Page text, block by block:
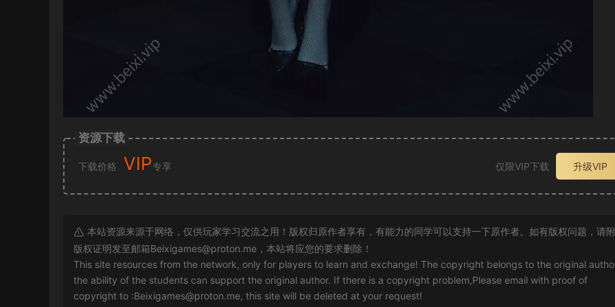
资源下载
下载价格 VIP专享 仅限VIP下载 升级VIP
本站资源来源于网络，仅供玩家学习交流之用！版权归原作者享有，有能力的同学可以支持一下原作者。如有版权问题，请
版权证明发至邮箱Beixigames@proton.me ，本站将应您的要求删除！
This site resources from the network, only for players to learn and exchange! The copyright belongs to the original
the ability of the students can support the original author. If there is a copyright problem,Please email with proof of
copyright to :Beixigames@proton.me, this site will be deleted at your request!